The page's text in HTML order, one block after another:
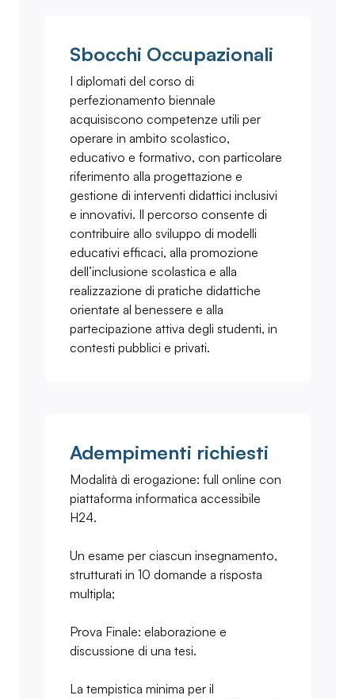
Sbocchi Occupazionali
I diplomati del corso di
perfezionamento biennale
acquisiscono competenze utili per
operare in ambito scolastico,
educativo e formativo, con particolare
riferimento alla progettazione e
gestione di interventi didattici inclusivi
e innovativi. Il percorso consente di
contribuire allo sviluppo di modelli
educativi efficaci, alla promozione
dell’inclusione scolastica e alla
realizzazione di pratiche didattiche
orientate al benessere e alla
partecipazione attiva degli studenti, in
contesti pubblici e privati.
Adempimenti richiesti
Modalità di erogazione: full online con
piattaforma informatica accessibile
H24.
Un esame per ciascun insegnamento,
strutturati in 10 domande a risposta
multipla;
Prova Finale: elaborazione e
discussione di una tesi.
La tempistica minima per il